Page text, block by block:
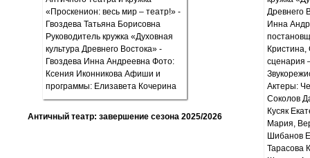
Античный театр: завершение сезона 2025/2026